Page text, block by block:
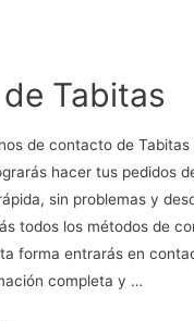
Tabitas
de contacto de Tabitas
hacer tus pedidos
sin problemas y
todos los métodos de
forma entrarás en
completa y …